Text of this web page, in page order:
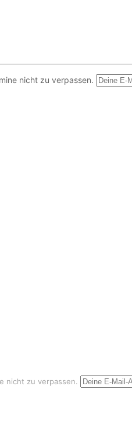
nicht zu verpassen.
nicht zu verpassen.